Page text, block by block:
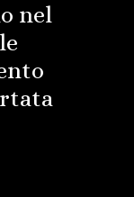
nel